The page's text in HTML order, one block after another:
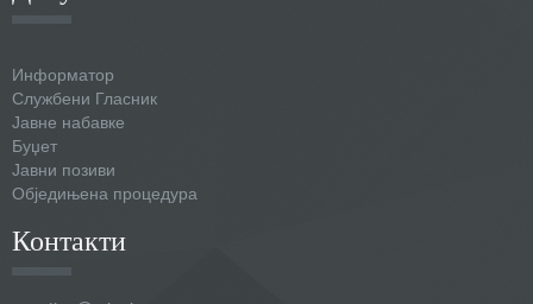
Информатор
Службени Гласник
Јавне набавке
Буџет
Јавни позиви
Обједињена процедура
Контакти